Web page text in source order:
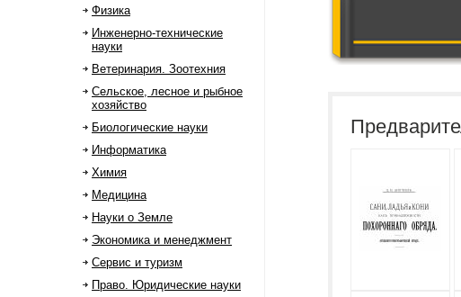
Физика
Инженерно-технические
науки
Ветеринария. Зоотехния
Сельское, лесное и рыбное
хозяйство
Биологические науки
Информатика
Химия
Медицина
Науки о Земле
Экономика и менеджмент
Сервис и туризм
Право. Юридические науки